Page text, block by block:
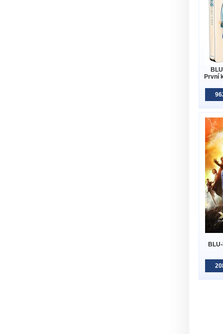
První